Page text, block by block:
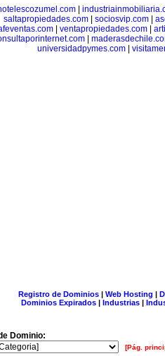
saltapropiedades.com| sociosvip.com|
| ventapropiedades.com|
universidadpymes.com
Registro de Dominios| Web Hosting |
Dominios Expirados | Industrias |
Dominio:
[Pág.